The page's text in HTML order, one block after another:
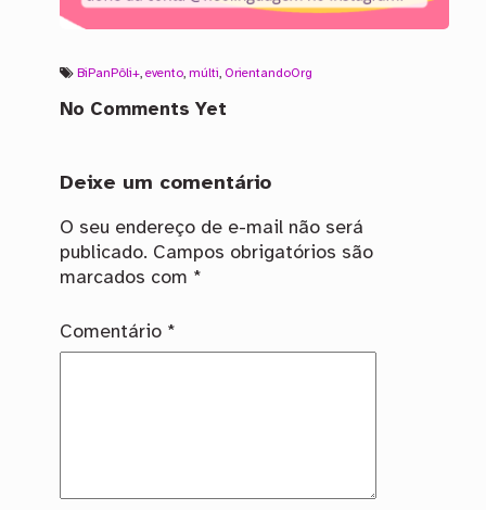
BiPanPôli+,evento,múlti, OrientandoOrg
No Comments Yet
Deixe um comentário
O seu endereço de e-mail não será
publicado. Campos obrigatórios são
marcados com *
Comentário *